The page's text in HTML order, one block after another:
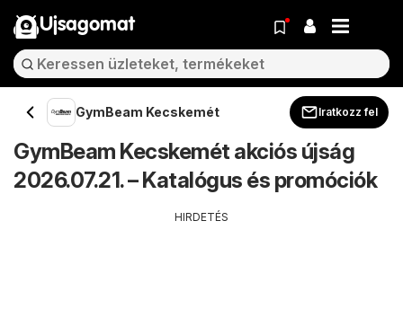
Ujsagomat
GymBeam Kecskemét Iratkozz fel
GymBeam Kecskemét akciós újság
2026.07.21. – Katalógus és promóciók
HIRDETÉS